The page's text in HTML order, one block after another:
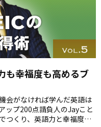
も幸福度も高めるブ
会がなければ学んだ英語は
ップ200点請負人のJayこと
つくり、英語力と幸福度を